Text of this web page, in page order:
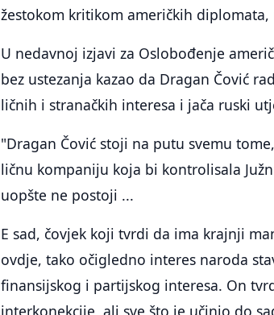
žestokom kritikom američkih
U nedavnoj izjavi za Oslobođenje
bez ustezanja kazao da Dragan Čović
ličnih i stranačkih interesa i jača ruski
"Dragan Čović stoji na putu svemu
ličnu kompaniju koja bi kontrolisala
uopšte ne postoji ...
E sad, čovjek koji tvrdi da ima krajnji
ovdje, tako očigledno interes naroda
finansijskog i partijskog interesa. On